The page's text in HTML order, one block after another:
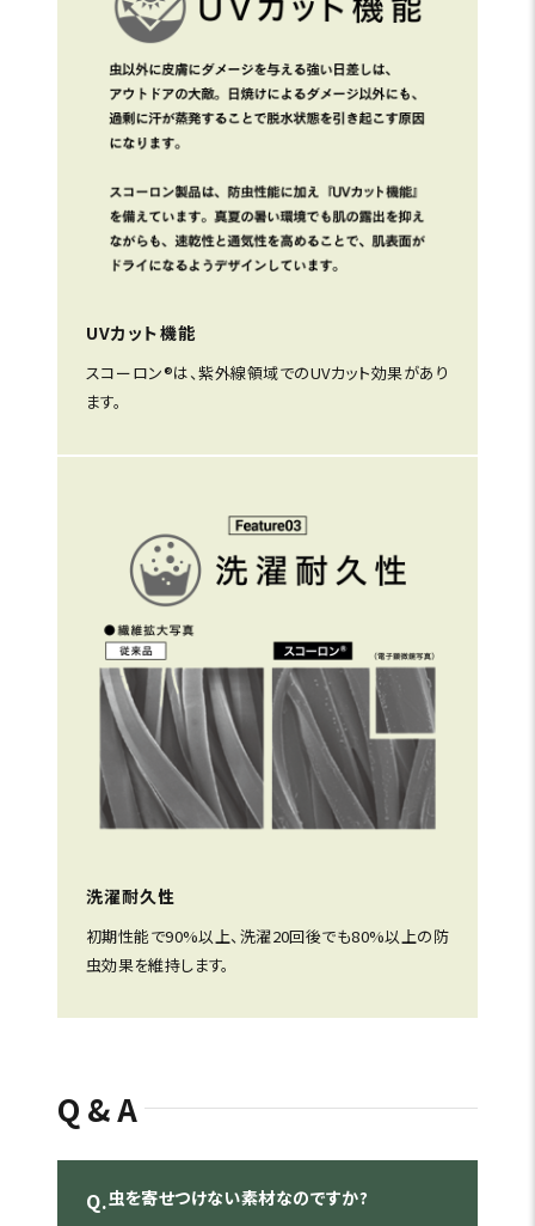
UVカット機能
スコーロン®は、紫外線領域でのUVカット効果があり
ます。
洗濯耐久性
初期性能で90%以上、洗濯20回後でも80%以上の防
虫効果を維持します。
Q&A
Q.虫を寄せつけない素材なのですか?